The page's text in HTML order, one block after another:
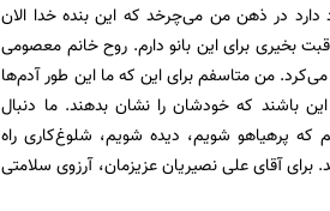
دارد در ذهن من می‌چرخد که این بنده خدا الان
بخیری برای این بانو دارم. روح خانم معصومی
من متاسفم برای این که ما این طور آدم‌ها
این باشند که خودشان را نشان بدهند. ما دنبال
پرهیاهو شویم، دیده شویم، شلوغ‌کاری راه
آقای علی نصیریان عزیزمان، آرزوی سلامتی